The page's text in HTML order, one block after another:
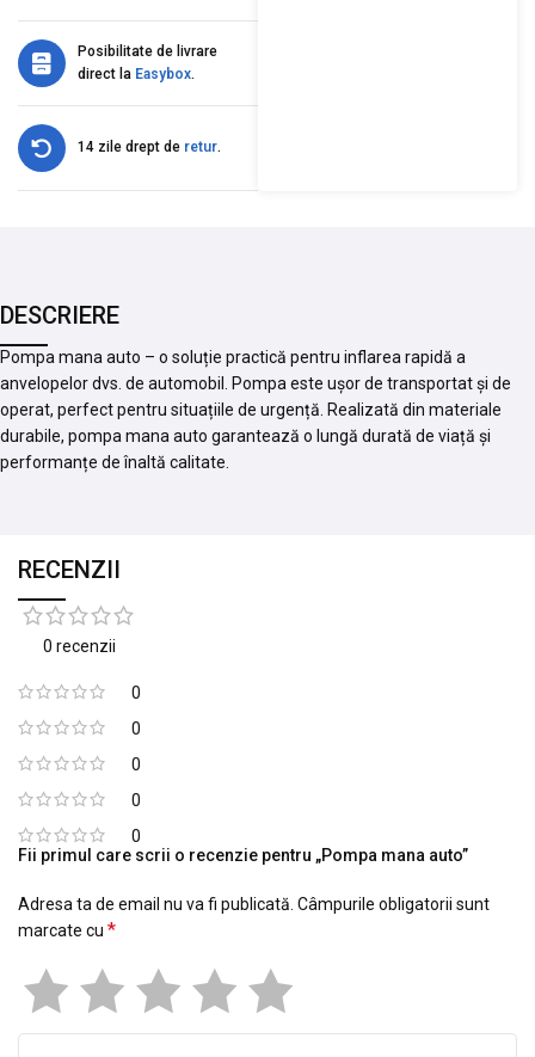
Posibilitate de livrare
direct la Easybox.
14 zile drept de retur.
DESCRIERE
Pompa mana auto – o soluție practică pentru inflarea rapidă a
anvelopelor dvs. de automobil. Pompa este ușor de transportat și de
operat, perfect pentru situațiile de urgență. Realizată din materiale
durabile, pompa mana auto garantează o lungă durată de viață și
performanțe de înaltă calitate.
RECENZII
0 recenzii
0
0
0
0
0
Fii primul care scrii o recenzie pentru „Pompa mana auto”
Adresa ta de email nu va fi publicată. Câmpurile obligatorii sunt
marcate cu *